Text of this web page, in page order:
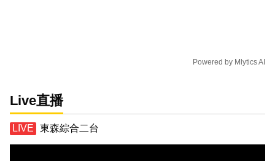
Powered by Mlytics AI
Live直播
東森綜合二台